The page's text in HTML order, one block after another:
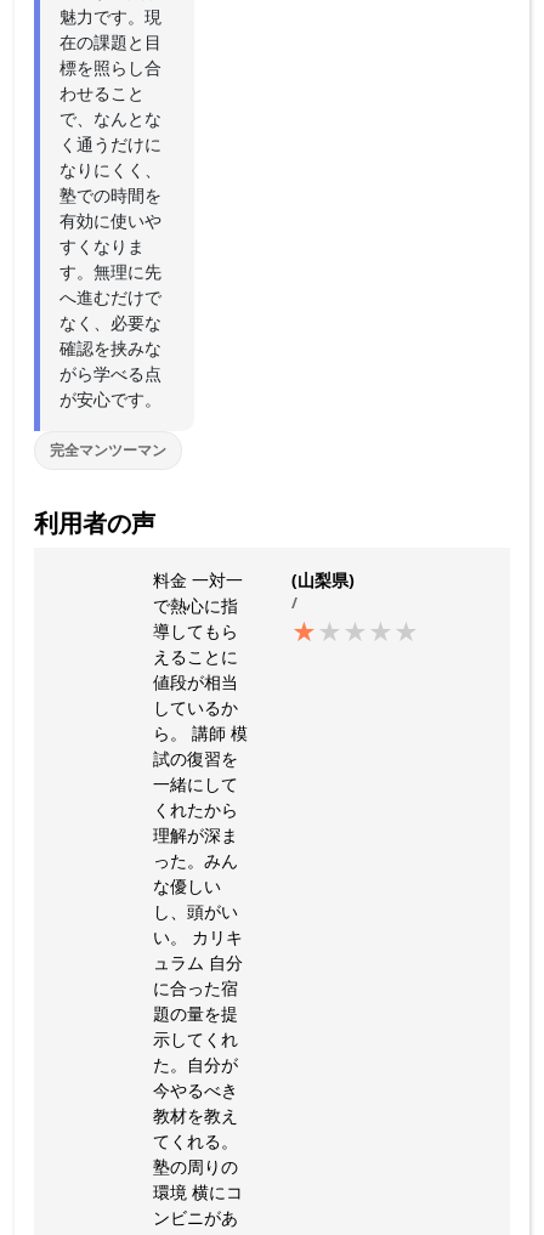
魅力です。現
在の課題と目
標を照らし合
わせること
で、なんとな
く通うだけに
なりにくく、
塾での時間を
有効に使いや
すくなりま
す。無理に先
へ進むだけで
なく、必要な
確認を挟みな
がら学べる点
が安心です。
完全マンツーマン
利用者の声
料金 一対一
で熱心に指
導してもら
えることに
値段が相当
しているか
ら。 講師 模
試の復習を
一緒にして
くれたから
理解が深ま
った。みん
な優しい
し、頭がい
い。 カリキ
ュラム 自分
に合った宿
題の量を提
示してくれ
た。自分が
今やるべき
教材を教え
てくれる。
塾の周りの
環境 横にコ
ンビニがあ
(山梨県)
/
★★ ★ ★ ★